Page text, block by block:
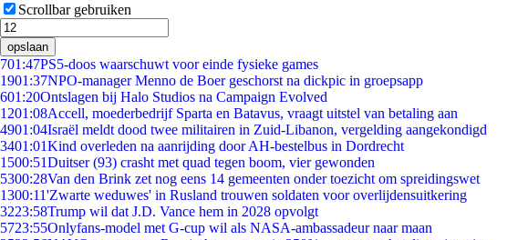
Scrollbar gebruiken
opslaan
701:47PS5-doos waarschuwt voor einde fysieke games
1901:37NPO-manager Menno de Boer geschorst na dickpic in groepsapp
601:20Ontslagen bij Halo Studios na Campaign Evolved
1201:08Accell, moederbedrijf Sparta en Batavus, vraagt uitstel van betaling aan
4901:04Israël meldt dood twee militairen in Zuid-Libanon, vergelding aangekondigd
3401:01Kind overleden na aanrijding door AH-bestelbus in Dordrecht
1500:51Duitser (93) crasht met quad tegen boom, vier gewonden
5300:28Van den Brink zet nog eens 14 gemeenten onder toezicht om spreidingswet
1300:11'Zwarte weduwes' in Rusland trouwen soldaten voor overlijdensuitkering
3223:58Trump wil dat J.D. Vance hem in 2028 opvolgt
5723:55Onlyfans-model met G-cup wil als NASA-ambassadeur naar maan